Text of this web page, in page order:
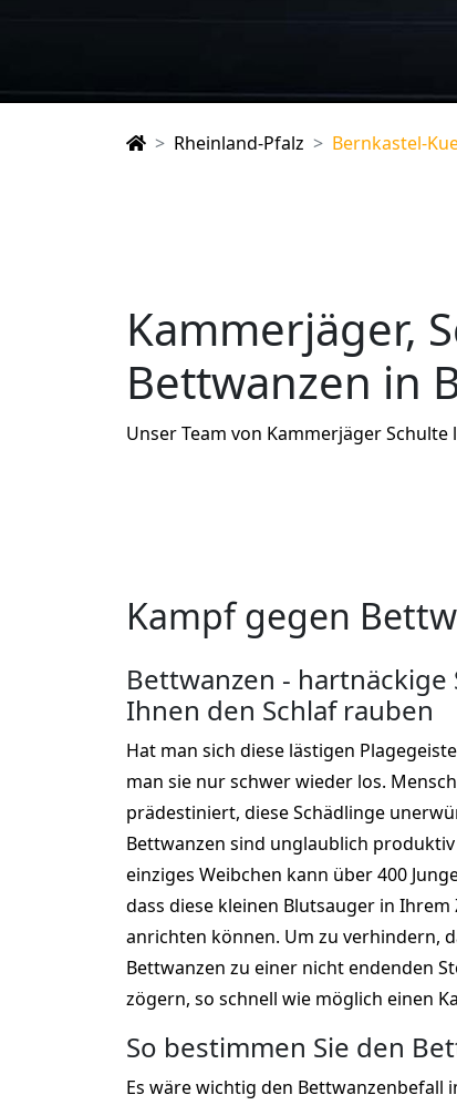
Rheinland-Pfalz Bernkastel-
Kammerjäger,
Bettwanzen in
Unser Team von Kammerjäger
Kampf gegen
Bettwanzen - hartnäckige
Ihnen den Schlaf rauben
Hat man sich diese lästigen
man sie nur schwer wieder los.
prädestiniert, diese Schädlinge
Bettwanzen sind unglaublich
einziges Weibchen kann über 400
dass diese kleinen Blutsauger in
anrichten können. Um zu verhindern,
Bettwanzen zu einer nicht endenden
zögern, so schnell wie möglich einen
So bestimmen Sie den
Es wäre wichtig den Bettwanzenbefall